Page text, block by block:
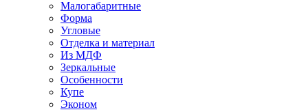
Малогабаритные
Форма
Угловые
Отделка и материал
Из МДФ
Зеркальные
Особенности
Купе
Эконом